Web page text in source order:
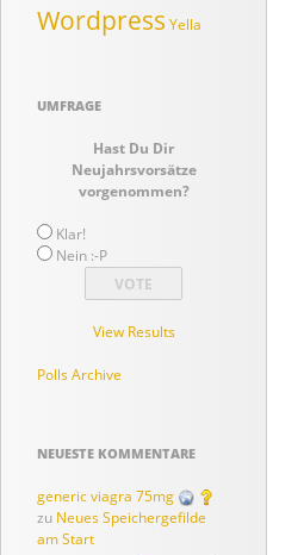
Wordpress Yella
UMFRAGE
Hast Du Dir
Neujahrsvorsätze
vorgenommen?
Klar!
Nein :-P
View Results
Polls Archive
NEUESTE KOMMENTARE
generic viagra 75mg
zu Neues Speichergefilde
am Start